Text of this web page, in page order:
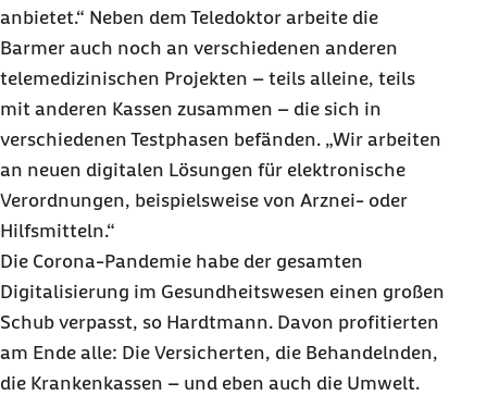
anbietet.“ Neben dem Teledoktor arbeite die
Barmer auch noch an verschiedenen anderen
telemedizinischen Projekten – teils alleine, teils
mit anderen Kassen zusammen – die sich in
verschiedenen Testphasen befänden. „Wir arbeiten
an neuen digitalen Lösungen für elektronische
Verordnungen, beispielsweise von Arznei- oder
Hilfsmitteln.“
Die Corona-Pandemie habe der gesamten
Digitalisierung im Gesundheitswesen einen großen
Schub verpasst, so Hardtmann. Davon profitierten
am Ende alle: Die Versicherten, die Behandelnden,
die Krankenkassen – und eben auch die Umwelt.